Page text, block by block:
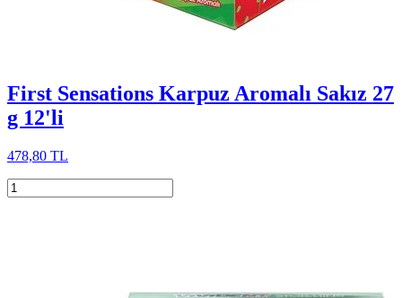
First Sensations Karpuz Aromalı Sakız 27
g 12'li
478,80 TL